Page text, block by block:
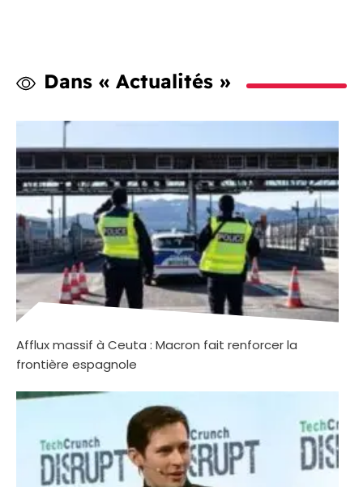
Dans « Actualités »
Afflux massif à Ceuta : Macron fait renforcer la
frontière espagnole